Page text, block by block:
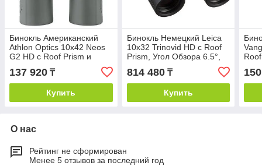
Бинокль Американский
Athlon Optics 10x42 Neos
G2 HD с Roof Prism и
Углом Обзора 5.9
Градусов
137 920 ₸
Купить
Бинокль Немецкий Leica
10x32 Trinovid HD с Roof
Prism, Угол Обзора 6.5°,
814 480₸
Купить
О нас
Рейтинг не сформирован
Менее 5 отзывов за последний год